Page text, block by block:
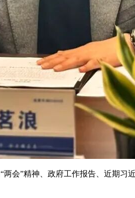
“两会”精神、政府工作报告、近期习